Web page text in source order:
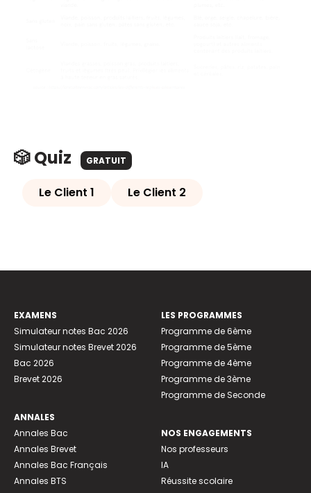
🎲 Quiz GRATUIT
Le Client 1 Le Client 2
EXAMENS
Simulateur notes Bac 2026
Simulateur notes Brevet 2026
Bac 2026
Brevet 2026
ANNALES
Annales Bac
Annales Brevet
Annales Bac Français
Annales BTS
LES PROGRAMMES
Programme de 6ème
Programme de 5ème
Programme de 4ème
Programme de 3ème
Programme de Seconde
NOS ENGAGEMENTS
Nos professeurs
IA
Réussite scolaire